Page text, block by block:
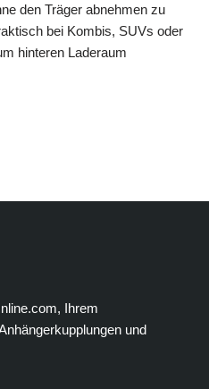
den Träger abnehmen zu
bei Kombis, SUVs oder
hinteren Laderaum
Ihrem
und